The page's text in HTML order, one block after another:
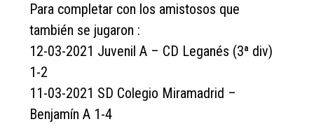
Para completar con los amistosos que
también se jugaron :
12-03-2021 Juvenil A – CD Leganés (3ª div)
1-2
11-03-2021 SD Colegio Miramadrid –
Benjamín A 1-4